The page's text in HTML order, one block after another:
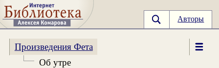
Авторы
Произведения Фета
Об утре